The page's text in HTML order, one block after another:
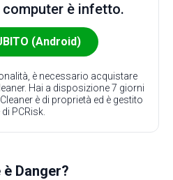
è infetto.
(Android)
è necessario acquistare
Hai a disposizione 7 giorni
è di proprietà ed è gestito
PCRisk.
Danger?